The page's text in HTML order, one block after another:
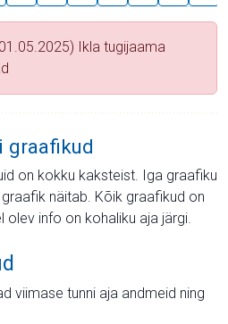
Ikla tugijaama
graafikud
on kokku kaksteist. Iga graafiku
näitab. Kõik graafikud on
info on kohaliku aja järgi.
viimase tunni aja andmeid ning